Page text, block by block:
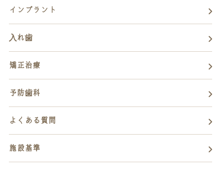
インプラント
入れ歯
矯正治療
予防歯科
よくある質問
施設基準